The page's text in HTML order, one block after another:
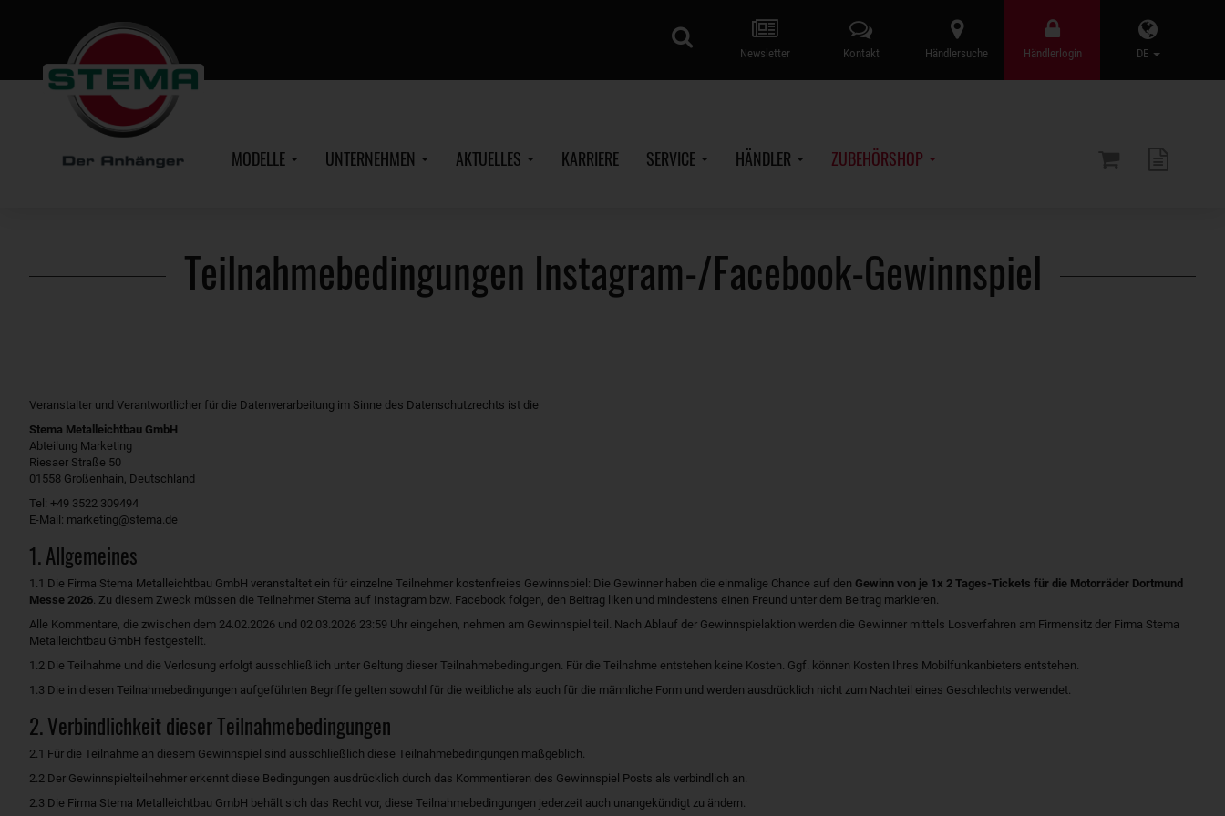
DE
Händlerlogin
Händlersuche
Kontakt
Newsletter
MODELLE UNTERNEHMEN AKTUELLES KARRIERE SERVICE HÄNDLER ZUBEHÖRSHOP
Teilnahmebedingungen Instagram-/Facebook-Gewinnspiel
Veranstalter und Verantwortlicher für die Datenverarbeitung im Sinne des Datenschutzrechts ist die
Stema Metalleichtbau GmbH
Abteilung Marketing
Riesaer Straße 50
01558 Großenhain, Deutschland
Tel: +49 3522 309494
E-Mail: marketing@stema.de
1. Allgemeines
1.1 Die Firma Stema Metalleichtbau GmbH veranstaltet ein für einzelne Teilnehmer kostenfreies Gewinnspiel: Die Gewinner haben die einmalige Chance auf den Gewinn von je 1x 2 Tages-Tickets für die Motorräder Dortmund
Messe 2026. Zu diesem Zweck müssen die Teilnehmer Stema auf Instagram bzw. Facebook folgen, den Beitrag liken und mindestens einen Freund unter dem Beitrag markieren.
Alle Kommentare, die zwischen dem 24.02.2026 und 02.03.2026 23:59 Uhr eingehen, nehmen am Gewinnspiel teil. Nach Ablauf der Gewinnspielaktion werden die Gewinner mittels Losverfahren am Firmensitz der Firma Stema
Metalleichtbau GmbH festgestellt.
1.2 Die Teilnahme und die Verlosung erfolgt ausschließlich unter Geltung dieser Teilnahmebedingungen. Für die Teilnahme entstehen keine Kosten. Ggf. können Kosten Ihres Mobilfunkanbieters entstehen.
1.3 Die in diesen Teilnahmebedingungen aufgeführten Begriffe gelten sowohl für die weibliche als auch für die männliche Form und werden ausdrücklich nicht zum Nachteil eines Geschlechts verwendet.
2. Verbindlichkeit dieser Teilnahmebedingungen
2.1 Für die Teilnahme an diesem Gewinnspiel sind ausschließlich diese Teilnahmebedingungen maßgeblich.
2.2 Der Gewinnspielteilnehmer erkennt diese Bedingungen ausdrücklich durch das Kommentieren des Gewinnspiel Posts als verbindlich an.
2.3 Die Firma Stema Metalleichtbau GmbH behält sich das Recht vor, diese Teilnahmebedingungen jederzeit auch unangekündigt zu ändern.